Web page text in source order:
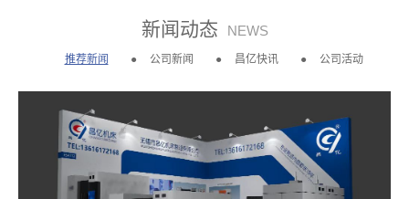
新闻动态 NEWS
推荐新闻 公司新闻 昌亿快讯 公司活动